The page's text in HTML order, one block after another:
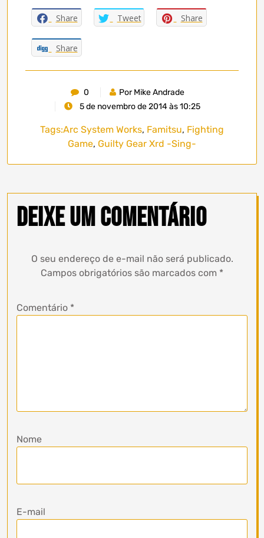
Share Tweet Share
Share
0
Por Mike Andrade
5 de novembro de 2014 às 10:25
Tags:Arc System Works, Famitsu, Fighting
Game, Guilty Gear Xrd -Sing-
Deixe um comentário
O seu endereço de e-mail não será publicado.
Campos obrigatórios são marcados com *
Comentário *
Nome
E-mail